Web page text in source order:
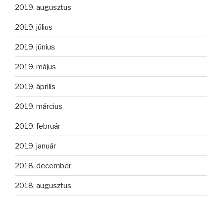
2019. augusztus
2019. július
2019. június
2019. május
2019. április
2019. március
2019. február
2019. január
2018. december
2018. augusztus